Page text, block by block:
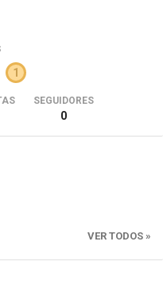
1
SEGUIDORES
0
VER TODOS »